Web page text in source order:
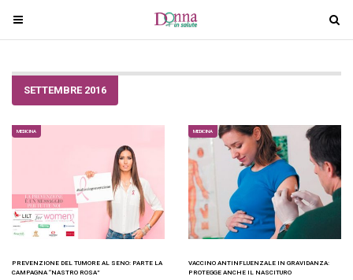
T
o
g
n
g
a
i
T
o
g
v
i
g
i
SETTEMBRE 2016
MEDICINA
PREVENZIONE DEL TUMORE AL SENO: PARTE LA
CAMPAGNA “NASTRO ROSA”
MEDICINA
VACCINO ANTINFLUENZALE IN GRAVIDANZA:
PROTEGGE ANCHE IL NASCITURO